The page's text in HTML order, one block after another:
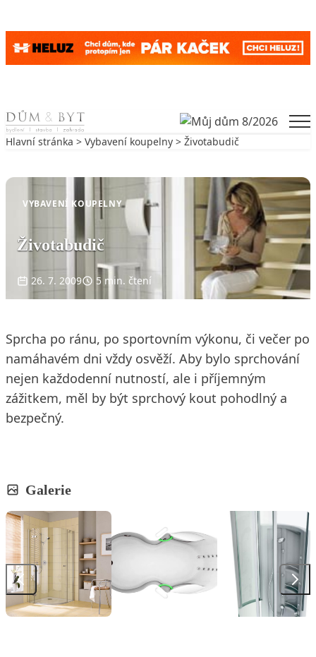
Skip to content
Hlavní stránka > Vybavení koupelny > Životabudič
VYBAVENÍ KOUPELNY
Životabudič
26. 7. 2009 5 min. čtení
Sprcha po ránu, po sportovním výkonu, či večer po
namáhavém dni vždy osvěží. Aby bylo sprchování
nejen každodenní nutností, ale i příjemným
zážitkem, měl by být sprchový kout pohodlný a
bezpečný.
Galerie